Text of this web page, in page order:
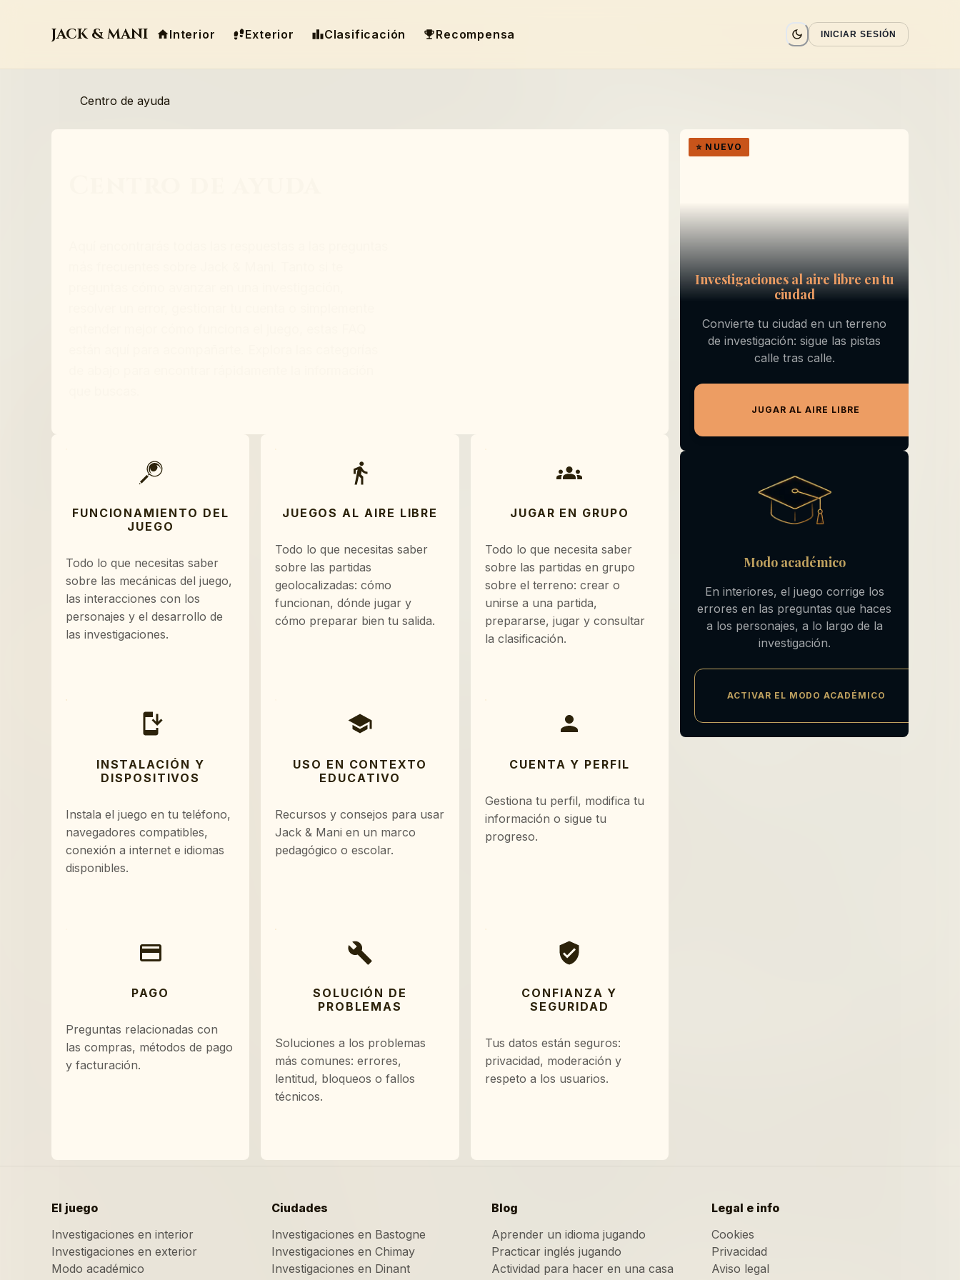
JACK & MANI Interior Exterior Clasificación Recompensa INICIAR SESIÓN
Centro de ayuda
FUNCIONAMIENTO DEL
JUEGO
Todo lo que necesitas saber
sobre las mecánicas del juego,
las interacciones con los
personajes y el desarrollo de
las investigaciones.
JUEGOS AL AIRE LIBRE
Todo lo que necesitas saber
sobre las partidas
geolocalizadas: cómo
funcionan, dónde jugar y
cómo preparar bien tu salida.
JUGAR EN GRUPO
Todo lo que necesita saber
sobre las partidas en grupo
sobre el terreno: crear o
unirse a una partida,
prepararse, jugar y consultar
la clasificación.
INSTALACIÓN Y
DISPOSITIVOS
Instala el juego en tu teléfono,
navegadores compatibles,
conexión a internet e idiomas
disponibles.
USO EN CONTEXTO
EDUCATIVO
Recursos y consejos para usar
Jack & Mani en un marco
pedagógico o escolar.
CUENTA Y PERFIL
Gestiona tu perfil, modifica tu
información o sigue tu
progreso.
PAGO
Preguntas relacionadas con
las compras, métodos de pago
y facturación.
SOLUCIÓN DE
PROBLEMAS
Soluciones a los problemas
más comunes: errores,
lentitud, bloqueos o fallos
técnicos.
CONFIANZA Y
SEGURIDAD
Tus datos están seguros:
privacidad, moderación y
respeto a los usuarios.
⭐ NUEVO
Investigaciones al aire libre en tu
ciudad
Convierte tu ciudad en un terreno
de investigación: sigue las pistas
calle tras calle.
JUGAR AL AIRE LIBRE
Modo académico
En interiores, el juego corrige los
errores en las preguntas que haces
a los personajes, a lo largo de la
investigación.
ACTIVAR EL MODO ACADÉMICO
El juego
Investigaciones en interior
Investigaciones en exterior
Modo académico
Ciudades
Investigaciones en Bastogne
Investigaciones en Chimay
Investigaciones en Dinant
Blog
Aprender un idioma jugando
Practicar inglés jugando
Actividad para hacer en una casa
Legal e info
Cookies
Privacidad
Aviso legal